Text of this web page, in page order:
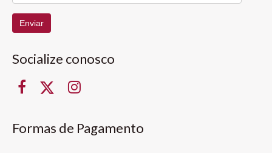
Enviar
Socialize conosco
Formas de Pagamento